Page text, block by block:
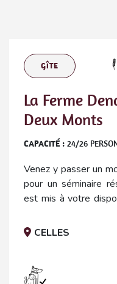
GÎTE
La Ferme
Deux Monts
CAPACITÉ : 24/26
Venez y passer un
pour un séminaire
est mis à votre
CELLES